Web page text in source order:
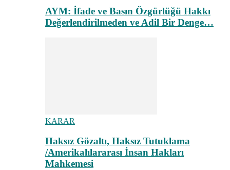
AYM: İfade ve Basın Özgürlüğü Hakkı
Değerlendirilmeden ve Adil Bir Denge…
KARAR
Haksız Gözaltı, Haksız Tutuklama
/Amerikalılararası İnsan Hakları
Mahkemesi